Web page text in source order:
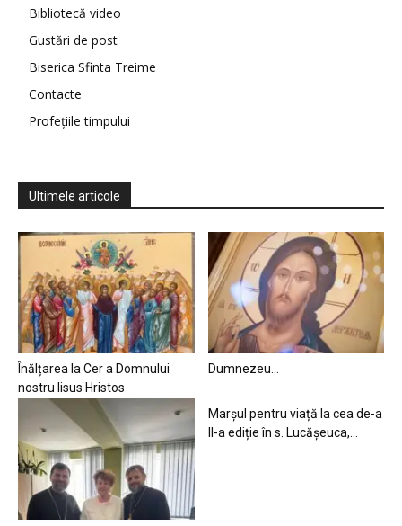
Bibliotecă video
Gustări de post
Biserica Sfinta Treime
Contacte
Profețiile timpului
Ultimele articole
Înălțarea la Cer a Domnului
nostru Iisus Hristos
Dumnezeu…
Marșul pentru viață la cea de-a
II-a ediție în s. Lucășeuca,...